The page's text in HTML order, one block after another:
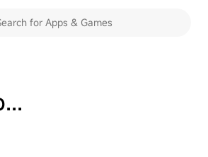
TransportSpb. Транспорт Петербурга онлайн